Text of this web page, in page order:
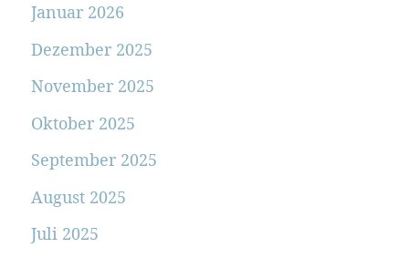
Januar 2026
Dezember 2025
November 2025
Oktober 2025
September 2025
August 2025
Juli 2025